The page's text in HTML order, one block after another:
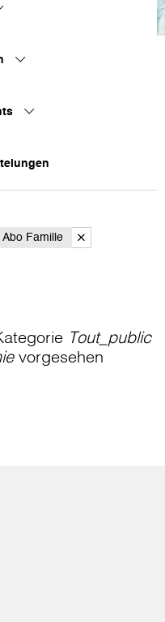
Abo Famille
Tout_public
vorgesehen